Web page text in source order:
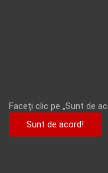
Faceți clic pe „Sunt de
Sunt de acord!